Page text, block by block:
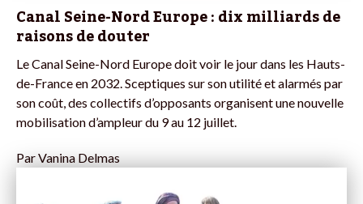
Canal Seine-Nord Europe : dix milliards de
raisons de douter
Le Canal Seine-Nord Europe doit voir le jour dans les Hauts-
de-France en 2032. Sceptiques sur son utilité et alarmés par
son coût, des collectifs d’opposants organisent une nouvelle
mobilisation d’ampleur du 9 au 12 juillet.
ParVanina Delmas